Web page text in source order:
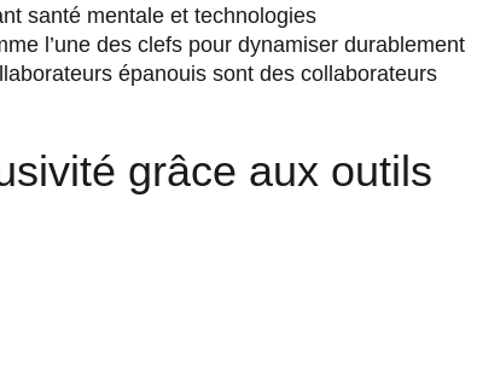
santé mentale et technologies
l’une des clefs pour dynamiser durablement
épanouis sont des collaborateurs
grâce aux outils